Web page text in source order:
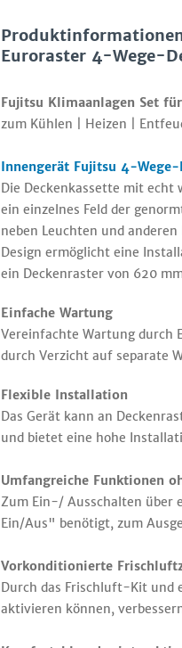
Produktinformationen
Euroraster 4-Wege-
Fujitsu Klimaanlagen Set
zum Kühlen | Heizen |
Innengerät Fujitsu 4-Wege-
Die Deckenkassette mit echt
ein einzelnes Feld der
neben Leuchten und
Design ermöglicht eine
ein Deckenraster von 620
Einfache Wartung
Vereinfachte Wartung durch
durch Verzicht auf separate
Flexible Installation
Das Gerät kann an
und bietet eine hohe
Umfangreiche Funktionen
Zum Ein-/ Ausschalten über
Ein/Aus" benötigt, zum
Vorkonditionierte
Durch das Frischluft-Kit und
aktivieren können,